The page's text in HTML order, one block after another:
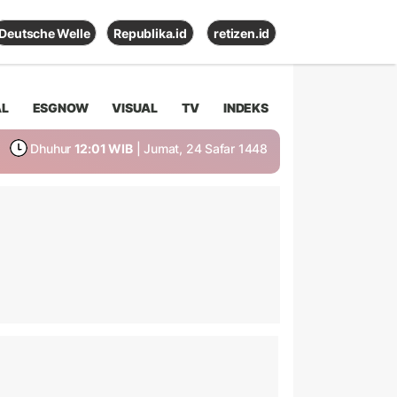
Deutsche Welle Republika.id retizen.id
ESGNOW VISUAL TV INDEKS
Dhuhur 12:01 WIB | Jumat, 24 Safar 1448